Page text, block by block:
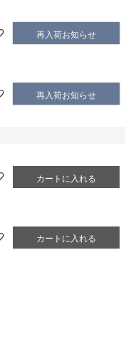
再入荷お知らせ
再入荷お知らせ
カートに入れる
カートに入れる